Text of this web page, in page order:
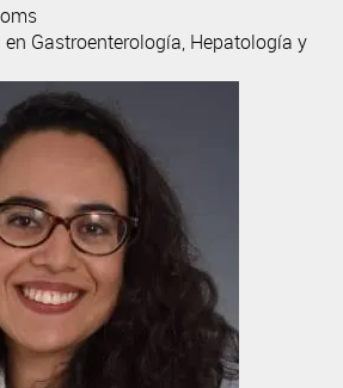
Gastroenterología, Hepatología y